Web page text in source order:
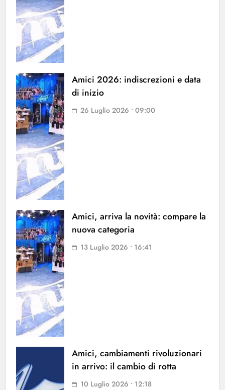
Amici 2026: indiscrezioni e data
di inizio
26 Luglio 2026 • 09:00
Amici, arriva la novità: compare la
nuova categoria
13 Luglio 2026 • 16:41
Amici, cambiamenti rivoluzionari
in arrivo: il cambio di rotta
10 Luglio 2026 • 12:18